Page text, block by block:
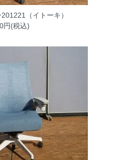
（イトーキ）
円(税込)